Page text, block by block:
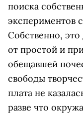
поиска
экспериментов
Собственно,
от простой и
обещавшей
свободы
плата не
разве что